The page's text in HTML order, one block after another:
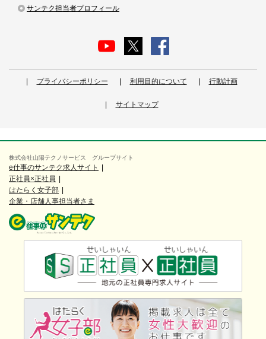
サンテク担当者プロフィール
プライバシーポリシー 利用目的について 行動計画
サイトマップ
株式会社山陽テクノサービス グループサイト
e仕事のサンテク求人サイト
正社員×正社員
はたらく女子部
企業・店舗人事担当者さま